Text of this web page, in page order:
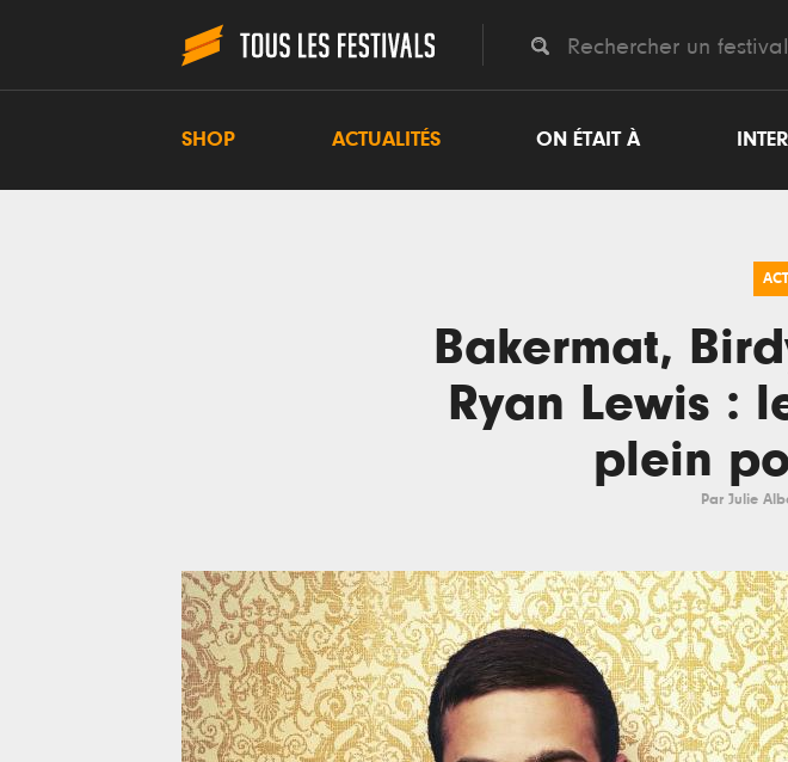
SHOP ACTUALITÉS ON ÉTAIT À
Bakermat,
Ryan Lewis :
plein
Par Julie